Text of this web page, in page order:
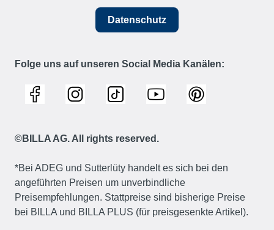
Datenschutz
Folge uns auf unseren Social Media Kanälen:
©BILLA AG. All rights reserved.
*Bei ADEG und Sutterlüty handelt es sich bei den
angeführten Preisen um unverbindliche
Preisempfehlungen. Stattpreise sind bisherige Preise
bei BILLA und BILLA PLUS (für preisgesenkte Artikel).